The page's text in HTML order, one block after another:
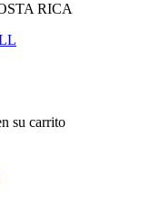
RICA
su carrito